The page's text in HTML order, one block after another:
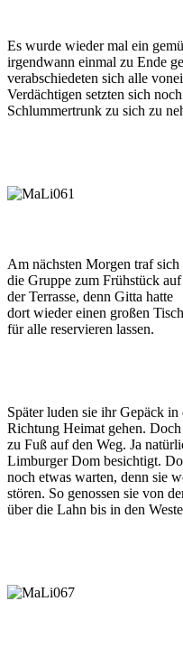
Es wurde wieder mal ein
irgendwann einmal zu Ende
verabschiedeten sich alle
Verdächtigen setzten sich
Schlummertrunk zu sich zu
Am nächsten Morgen traf sich
die Gruppe zum Frühstück auf
der Terrasse, denn Gitta hatte
dort wieder einen großen Tisch
für alle reservieren lassen.
Später luden sie ihr Gepäck
Richtung Heimat gehen.
zu Fuß auf den Weg. Ja
Limburger Dom besichtigt.
noch etwas warten, denn sie
stören. So genossen sie von
über die Lahn bis in den